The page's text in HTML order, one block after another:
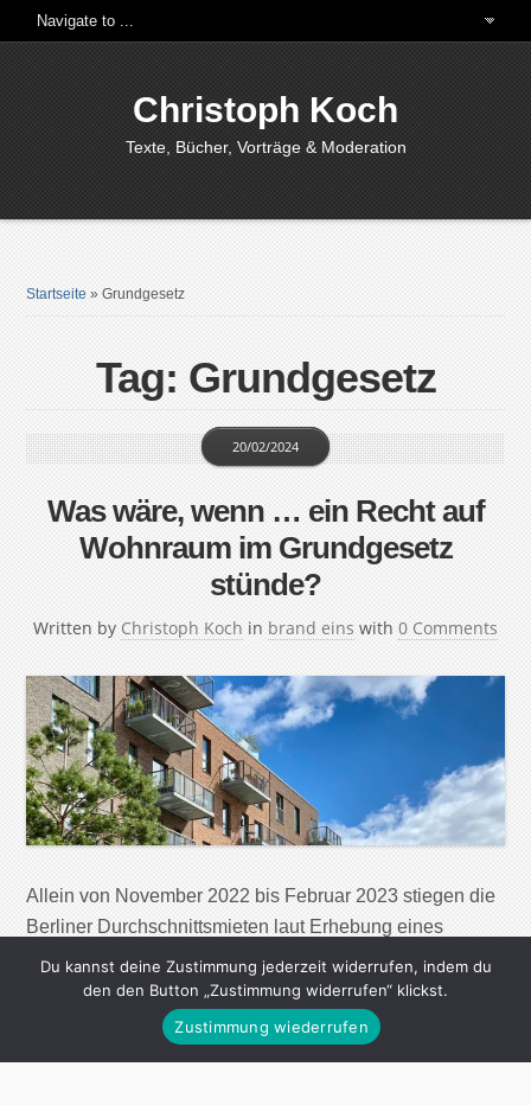
Christoph Koch
Texte, Bücher, Vorträge & Moderation
Startseite »Grundgesetz
Tag: Grundgesetz
Was wäre, wenn … ein Recht auf
Wohnraum im Grundgesetz
stünde?
Written by Christoph Koch
20/02/2024
in brand eins with 0 Comments
Allein von November 2022 bis Februar 2023 stiegen die
Berliner Durchschnittsmieten laut Erhebung eines
Immobilienportals um 27 Prozent. In anderen Städten
mag der Preissprung nicht so drastisch sein, aber
generell wenden Menschen zunehmend mehr als die
empfohlenen 30 Prozent ihres Einkommens für die
Du kannst deine Zustimmung jederzeit widerrufen, indem du
den den Button „Zustimmung widerrufen“ klickst.
Zustimmung wiederrufen